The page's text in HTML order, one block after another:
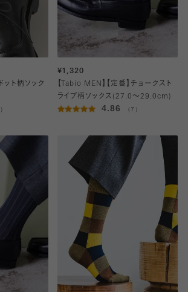
ット柄ソック
¥1,320
【Tabio MEN】【定番】チョークスト
ライプ柄ソックス(27.0～29.0cm)
4.86 （7）